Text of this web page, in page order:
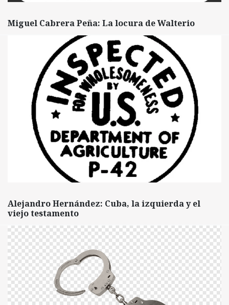
Miguel Cabrera Peña: La locura de Walterio
Alejandro Hernández: Cuba, la izquierda y el
viejo testamento